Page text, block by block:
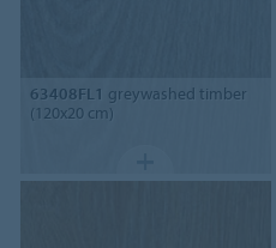
63408FL1 greywashed timber
(120x20 cm)